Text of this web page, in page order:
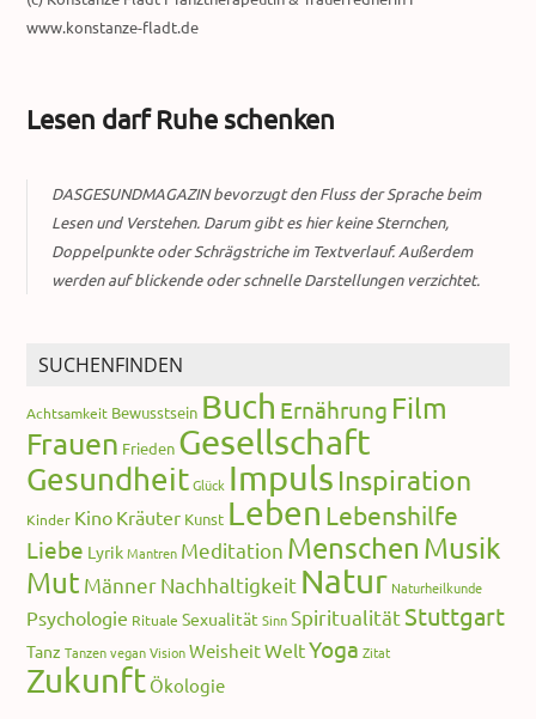
www.konstanze-fladt.de
Lesen darf Ruhe schenken
DASGESUNDMAGAZIN bevorzugt den Fluss der Sprache beim
Lesen und Verstehen. Darum gibt es hier keine Sternchen,
Doppelpunkte oder Schrägstriche im Textverlauf. Außerdem
werden auf blickende oder schnelle Darstellungen verzichtet.
SUCHENFINDEN
Achtsamkeit Bewusstsein Buch Ernährung Film
Frauen Frieden Gesellschaft
Gesundheit Glück Impuls Inspiration
Kinder Kino Kräuter Kunst Leben Lebenshilfe
Liebe Lyrik Mantren Meditation Menschen Musik
Mut MännerNachhaltigkeit Natur Naturheilkunde
Psychologie Rituale Sexualität Sinn SpiritualitätStuttgart
Tanz Tanzen vegan Vision WeisheitWeltYoga Zitat
Zukunft Ökologie